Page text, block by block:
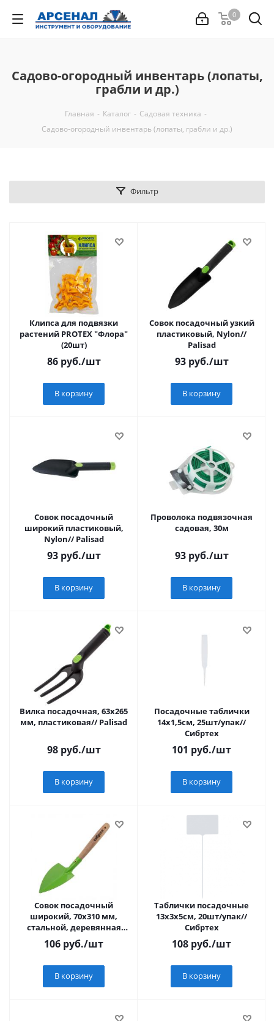
0
Садово-огородный инвентарь (лопаты,
грабли и др.)
Главная - Каталог - Садовая техника -
Садово-огородный инвентарь (лопаты, грабли и др.)
Фильтр
Клипса для подвязки
растений PROTEX "Флора"
(20шт)
86руб./шт
В корзину
Совок посадочный узкий
пластиковый, Nylon//
Palisad
93руб./шт
В корзину
Совок посадочный
широкий пластиковый,
Nylon// Palisad
93руб./шт
В корзину
Проволока подвязочная
садовая, 30м
93руб./шт
В корзину
Вилка посадочная, 63х265
мм, пластиковая// Palisad
98руб./шт
В корзину
Посадочные таблички
14х1,5см, 25шт/упак//
Сибртех
101 руб./шт
В корзину
Совок посадочный
широкий, 70х310 мм,
стальной, деревянная
рукоятка, АГРОНОМ,
Россия// Сибртех
106 руб./шт
В корзину
Таблички посадочные
13х3х5см, 20шт/упак//
Сибртех
108 руб./шт
В корзину